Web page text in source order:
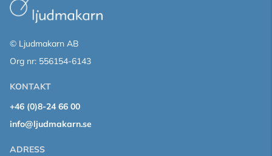
© Ljudmakarn AB
Org nr: 556154-6143
KONTAKT
+46 (0)8-24 66 00
info@ljudmakarn.se
ADRESS